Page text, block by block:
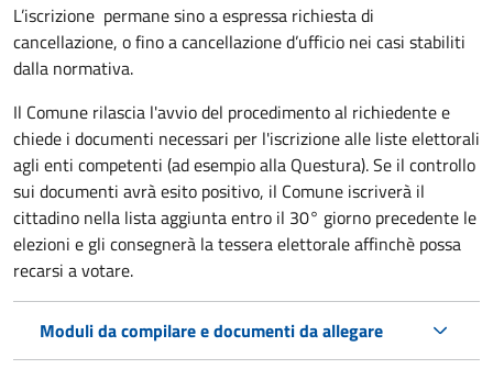
L’iscrizione permane sino a espressa richiesta di
cancellazione, o fino a cancellazione d’ufficio nei casi stabiliti
dalla normativa.
Il Comune rilascia l'avvio del procedimento al richiedente e
chiede i documenti necessari per l'iscrizione alle liste elettorali
agli enti competenti (ad esempio alla Questura). Se il controllo
sui documenti avrà esito positivo, il Comune iscriverà il
cittadino nella lista aggiunta entro il 30° giorno precedente le
elezioni e gli consegnerà la tessera elettorale affinchè possa
recarsi a votare.
Moduli da compilare e documenti da allegare